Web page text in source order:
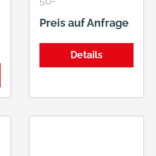
Werkstückanschlag
Preis auf Anfrage
Details